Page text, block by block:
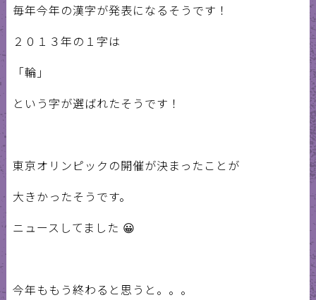
毎年今年の漢字が発表になるそうです！
２０１３年の１字は
「輪」
という字が選ばれたそうです！
東京オリンピックの開催が決まったことが
大きかったそうです。
ニュースしてました 😀
今年ももう終わると思うと。。。